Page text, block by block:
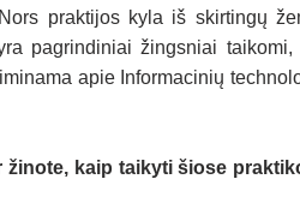
praktijos kyla iš skirtingų
pagrindiniai žingsniai
apie Informacinių
kaip taikyti šiose